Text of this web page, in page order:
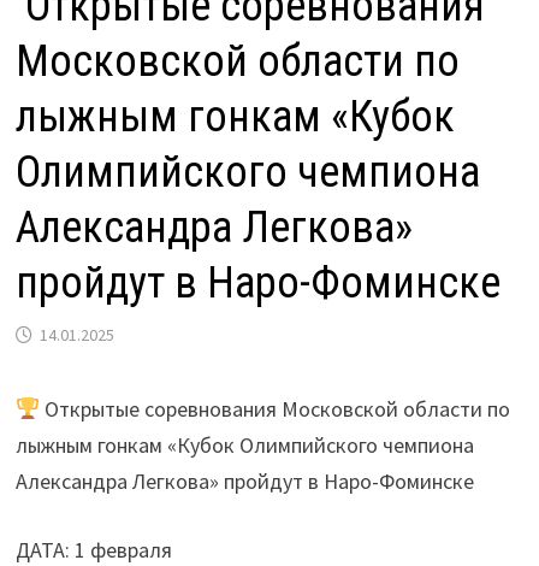
Московской области по
лыжным гонкам «Кубок
Олимпийского чемпиона
Александра Легкова»
пройдут в Наро-Фоминске
14.01.2025
Открытые соревнования Московской области по
лыжным гонкам «Кубок Олимпийского чемпиона
Александра Легкова» пройдут в Наро-Фоминске
ДАТА: 1 февраля